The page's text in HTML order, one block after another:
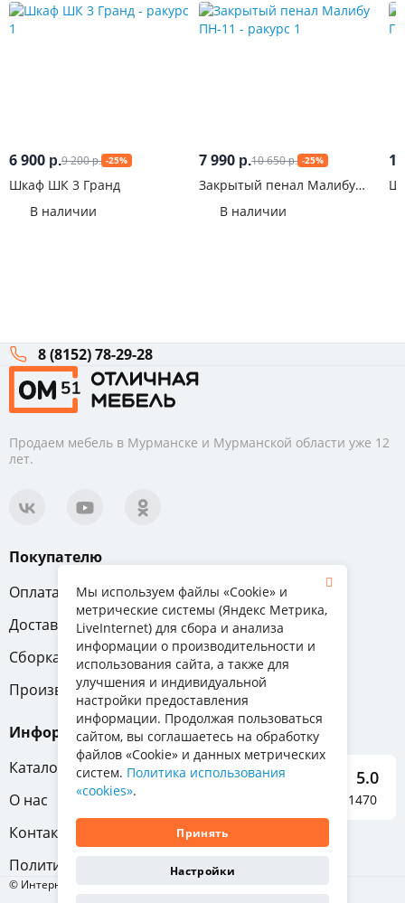
6 900 р.9 200р. -25%
Шкаф ШК 3 Гранд
В наличии
7 990 р.10 650р. -25%
Закрытый пенал Малибу
В наличии
8 (8152) 78-29-28
Продаем мебель в Мурманске и Мурманской области уже 12
лет.
Покупателю
Оплата
Вопрос-ответ
Доставка
Обмен и возврат
Сборка
Гарантия
Производители
Информация
Каталог мебели
О нас
Контакты
Политика конфиденциальности
5.0
Отзывы о нас 1470
© Интернет-магазин «Отличная мебель», 2011-2026
Мы используем файлы «Cookie» и
метрические системы (Яндекс Метрика,
LiveInternet) для сбора и анализа
информации о производительности и
использования сайта, а также для
улучшения и индивидуальной
настройки предоставления
информации. Продолжая пользоваться
сайтом, вы соглашаетесь на обработку
файлов «Cookie» и данных метрических
систем. Политика использования
«cookies».
Принять
Настройки